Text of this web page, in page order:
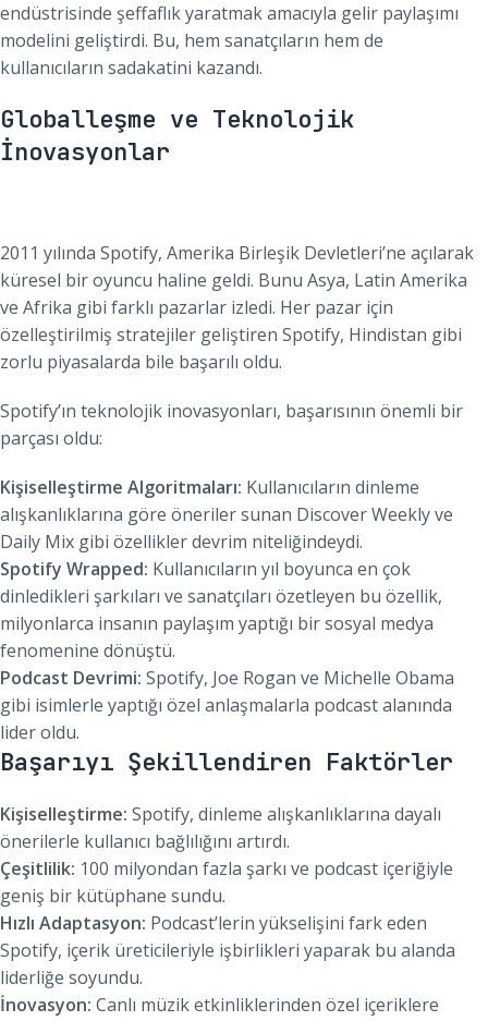
endüstrisinde şeffaflık yaratmak amacıyla gelir paylaşımı
modelini geliştirdi. Bu, hem sanatçıların hem de
kullanıcıların sadakatini kazandı.
Globalleşme ve Teknolojik
İnovasyonlar
2011 yılında Spotify, Amerika Birleşik Devletleri’ne açılarak
küresel bir oyuncu haline geldi. Bunu Asya, Latin Amerika
ve Afrika gibi farklı pazarlar izledi. Her pazar için
özelleştirilmiş stratejiler geliştiren Spotify, Hindistan gibi
zorlu piyasalarda bile başarılı oldu.
Spotify’ın teknolojik inovasyonları, başarısının önemli bir
parçası oldu:
Kişiselleştirme Algoritmaları: Kullanıcıların dinleme
alışkanlıklarına göre öneriler sunan Discover Weekly ve
Daily Mix gibi özellikler devrim niteliğindeydi.
Spotify Wrapped: Kullanıcıların yıl boyunca en çok
dinledikleri şarkıları ve sanatçıları özetleyen bu özellik,
milyonlarca insanın paylaşım yaptığı bir sosyal medya
fenomenine dönüştü.
Podcast Devrimi: Spotify, Joe Rogan ve Michelle Obama
gibi isimlerle yaptığı özel anlaşmalarla podcast alanında
lider oldu.
Başarıyı Şekillendiren Faktörler
Kişiselleştirme: Spotify, dinleme alışkanlıklarına dayalı
önerilerle kullanıcı bağlılığını artırdı.
Çeşitlilik: 100 milyondan fazla şarkı ve podcast içeriğiyle
geniş bir kütüphane sundu.
Hızlı Adaptasyon: Podcast’lerin yükselişini fark eden
Spotify, içerik üreticileriyle işbirlikleri yaparak bu alanda
liderliğe soyundu.
İnovasyon: Canlı müzik etkinliklerinden özel içeriklere